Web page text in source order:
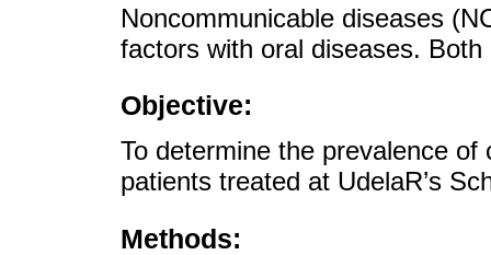
Noncommunicable diseases
factors with oral diseases.
Objective:
To determine the prevalence
patients treated at UdelaR’s
Methods: